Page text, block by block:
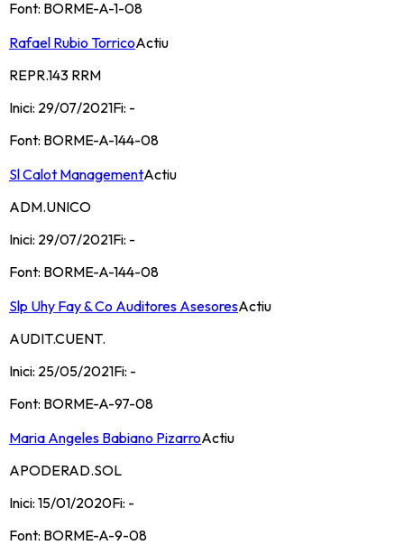
Font: BORME-A-1-08
Rafael Rubio TorricoActiu
REPR.143 RRM
Inici: 29/07/2021Fi: -
Font: BORME-A-144-08
Sl Calot ManagementActiu
ADM.UNICO
Inici: 29/07/2021Fi: -
Font: BORME-A-144-08
Slp Uhy Fay & Co Auditores AsesoresActiu
AUDIT.CUENT.
Inici: 25/05/2021Fi: -
Font: BORME-A-97-08
Maria Angeles Babiano PizarroActiu
APODERAD.SOL
Inici: 15/01/2020Fi: -
Font: BORME-A-9-08